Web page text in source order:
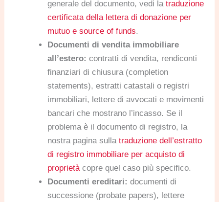
generale del documento, vedi latraduzione
certificata della lettera di donazione per
mutuo e source of funds.
Documenti di vendita immobiliare
all’estero: contratti di vendita, rendiconti
finanziari di chiusura (completion
statements), estratti catastali o registri
immobiliari, lettere di avvocati e movimenti
bancari che mostrano l’incasso. Se il
problema è il documento di registro, la
nostra pagina sullatraduzione dell’estratto
di registro immobiliare per acquisto di
proprietà copre quel caso più specifico.
Documenti ereditari: documenti di
successione (probate papers), lettere